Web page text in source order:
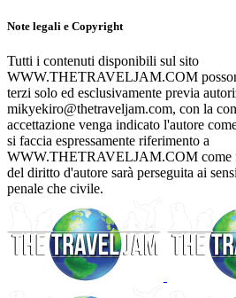
Note legali e Copyright
Tutti i contenuti disponibili sul sito
WWW.THETRAVELJAM.COM
terzi solo ed esclusivamente previa
mikyekiro@thetraveljam.com, con la
accettazione venga indicato l'autore
si faccia espressamente riferimento a
WWW.THETRAVELJAM.COM come
del diritto d'autore sarà perseguita ai
penale che civile.